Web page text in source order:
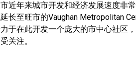
近年来城市开发和经济发展速度非
长至旺市的Vaughan Metropolitan
于在此开发一个庞大的市中心社区
关注。